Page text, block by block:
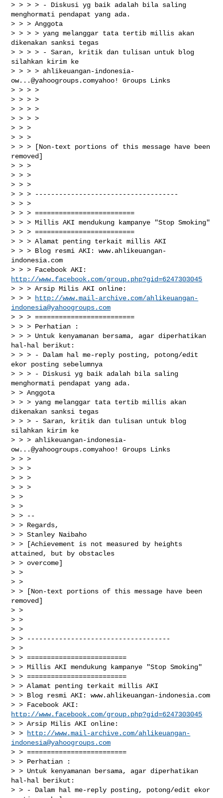
> > > > - Diskusi yg baik adalah bila saling
menghormati pendapat yang ada.
> > > Anggota
> > > > yang melanggar tata tertib millis akan
dikenakan sanksi tegas
> > > > - Saran, kritik dan tulisan untuk blog
silahkan kirim ke
> > > > ahlikeuangan-indonesia-
ow...@yahoogroups.comyahoo! Groups Links
> > > >
> > > >
> > > >
> > > >
> > >
> > >
> > > [Non-text portions of this message have been
removed]
> > >
> > >
> > >
> > > ------------------------------------
> > >
> > > =========================
> > > Millis AKI mendukung kampanye "Stop Smoking"
> > > =========================
> > > Alamat penting terkait millis AKI
> > > Blog resmi AKI: www.ahlikeuangan-
indonesia.com
http://www.facebook.com/group.php?gid=6247303045
> > > Arsip Milis AKI online:
> > >
http://www.mail-archive.com/ahlikeuangan-
indonesia@yahoogroups.com
> > > =========================
> > > Perhatian :
> > > Untuk kenyamanan bersama, agar diperhatikan
hal-hal berikut:
> > > - Dalam hal me-reply posting, potong/edit
ekor posting sebelumnya
> > > - Diskusi yg baik adalah bila saling
menghormati pendapat yang ada.
> > Anggota
> > > yang melanggar tata tertib millis akan
dikenakan sanksi tegas
> > > - Saran, kritik dan tulisan untuk blog
silahkan kirim ke
> > > ahlikeuangan-indonesia-
ow...@yahoogroups.comyahoo! Groups Links
> > >
> > >
> > >
> > >
> >
> >
> > --
> > Regards,
> > Stanley Naibaho
> > [Achievement is not measured by heights
attained, but by obstacles
> > overcome]
> >
> >
> > [Non-text portions of this message have been
removed]
> >
> >
> >
> > ------------------------------------
> >
> > =========================
> > Millis AKI mendukung kampanye "Stop Smoking"
> > =========================
> > Alamat penting terkait millis AKI
> > Blog resmi AKI: www.ahlikeuangan-indonesia.com
http://www.facebook.com/group.php?gid=6247303045
> > Arsip Milis AKI online:
> >
http://www.mail-archive.com/ahlikeuangan-
indonesia@yahoogroups.com
> > =========================
> > Perhatian :
> > Untuk kenyamanan bersama, agar diperhatikan
hal-hal berikut:
> > - Dalam hal me-reply posting, potong/edit ekor